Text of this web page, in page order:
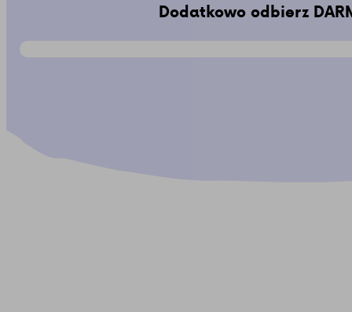
Dodatkowo odbierz